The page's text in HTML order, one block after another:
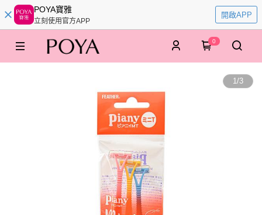
POYA寶雅
立刻使用官方APP
開啟APP
0
1/3